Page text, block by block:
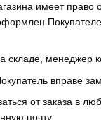
имеет
складе, менеджер
вправе
от заказа в
почту.